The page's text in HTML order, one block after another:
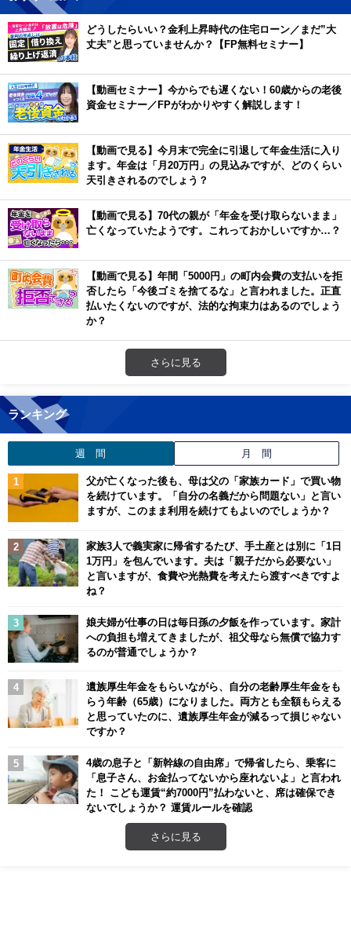
どうしたらいい？金利上昇時代の住宅ローン／まだ”大
丈夫”と思っていませんか？【FP無料セミナー】
【動画セミナー】今からでも遅くない！60歳からの老後
資金セミナー／FPがわかりやすく解説します！
【動画で見る】今月末で完全に引退して年金生活に入り
ます。年金は「月20万円」の見込みですが、どのくらい
天引きされるのでしょう？
【動画で見る】70代の親が「年金を受け取らないまま」
亡くなっていたようです。これっておかしいですか…？
【動画で見る】年間「5000円」の町内会費の支払いを拒
否したら「今後ゴミを捨てるな」と言われました。正直
払いたくないのですが、法的な拘束力はあるのでしょう
か？
さらに見る
ランキング
週 間 月 間
父が亡くなった後も、母は父の「家族カード」で買い物
を続けています。「自分の名義だから問題ない」と言い
ますが、このまま利用を続けてもよいのでしょうか？
家族3人で義実家に帰省するたび、手土産とは別に「1日
1万円」を包んでいます。夫は「親子だから必要ない」
と言いますが、食費や光熱費を考えたら渡すべきですよ
ね？
娘夫婦が仕事の日は毎日孫の夕飯を作っています。家計
への負担も増えてきましたが、祖父母なら無償で協力す
るのが普通でしょうか？
遺族厚生年金をもらいながら、自分の老齢厚生年金をも
らう年齢（65歳）になりました。両方とも全額もらえる
と思っていたのに、遺族厚生年金が減るって損じゃない
ですか？
4歳の息子と「新幹線の自由席」で帰省したら、乗客に
「息子さん、お金払ってないから座れないよ」と言われ
た！ こども運賃“約7000円”払わないと、席は確保でき
ないでしょうか？ 運賃ルールを確認
さらに見る